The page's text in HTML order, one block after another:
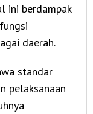
ini berdampak
daerah.
standar
pelaksanaan